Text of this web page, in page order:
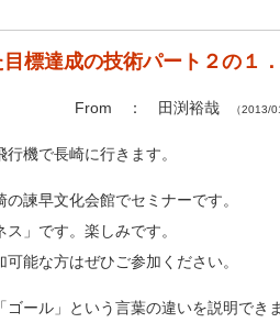
標達成の技術パート２の１．
From ： 田渕裕哉 （2013/
機で長崎に行きます。
諫早文化会館でセミナーです。
」です。楽しみです。
能な方はぜひご参加ください。
ール」という言葉の違いを説明でき